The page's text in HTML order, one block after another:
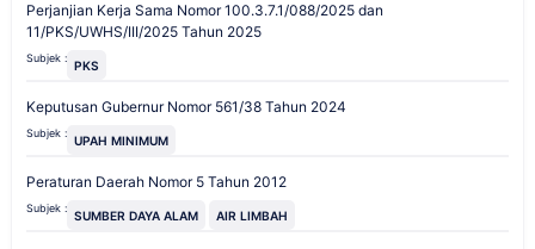
Perjanjian Kerja Sama Nomor 100.3.7.1/088/2025 dan
11/PKS/UWHS/III/2025 Tahun 2025
Subjek : PKS
Keputusan Gubernur Nomor 561/38 Tahun 2024
Subjek : UPAH MINIMUM
Peraturan Daerah Nomor 5 Tahun 2012
Subjek : SUMBER DAYA ALAM AIR LIMBAH